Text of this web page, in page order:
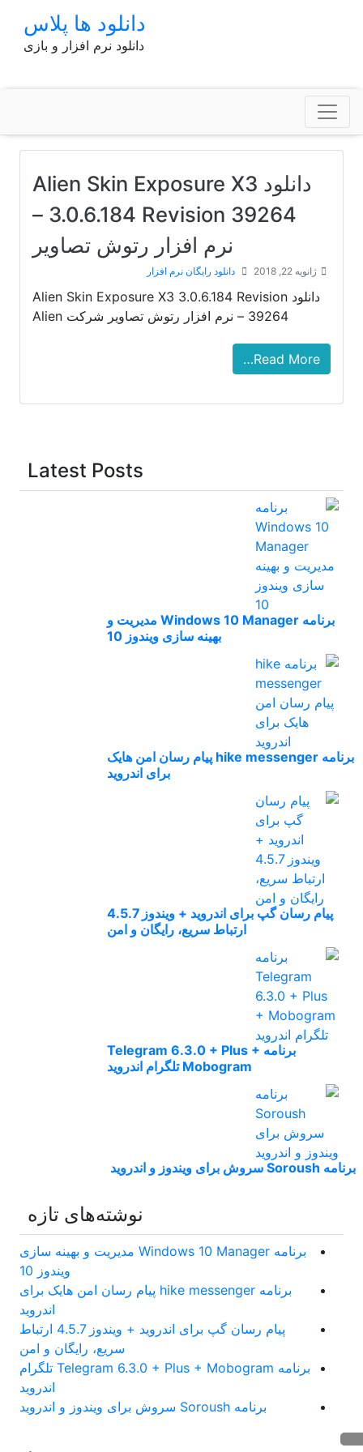
دانلود ها پلاس
دانلود نرم افزار و بازی
دانلود Alien Skin Exposure X3
3.0.6.184 Revision 39264 –
نرم افزار رتوش تصاویر
ژانویه 22, 2018 دانلود رایگان نرم افزار
دانلود Alien Skin Exposure X3 3.0.6.184 Revision
39264 – نرم افزار رتوش تصاویر شرکت Alien
Read More…
Latest Posts
برنامه Windows 10 Manager مدیریت و
بهینه سازی ویندوز 10
برنامه hike messenger پیام‌ رسان‌ امن هایک
برای اندروید
پیام رسان گپ برای اندروید + ویندوز 4.5.7
ارتباط سریع، رایگان و امن
برنامه Telegram 6.3.0 + Plus +
Mobogram تلگرام اندروید
برنامه Soroush سروش برای ویندوز و اندروید
نوشته‌های تازه
برنامه Windows 10 Manager مدیریت و بهینه سازی
ویندوز 10
برنامه hike messenger پیام‌ رسان‌ امن هایک برای
اندروید
پیام رسان گپ برای اندروید + ویندوز 4.5.7 ارتباط
سریع، رایگان و امن
برنامه Telegram 6.3.0 + Plus + Mobogram تلگرام
اندروید
برنامه Soroush سروش برای ویندوز و اندروید